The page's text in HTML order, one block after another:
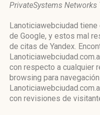
PrivateSystems Networks
Lanoticiawebciudad
de Google, y estos mal
de citas de Yandex.
con respecto a cualquier
browsing para
con revisiones de